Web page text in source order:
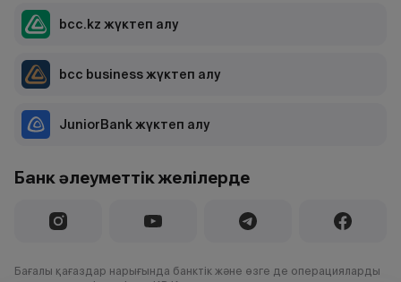
Банк әлеуметтік желілерде
bcc.kz жүктеп алу
bcc business жүктеп алу
JuniorBank жүктеп алу
Бағалы қағаздар нарығында банктік және өзге де операцияларды